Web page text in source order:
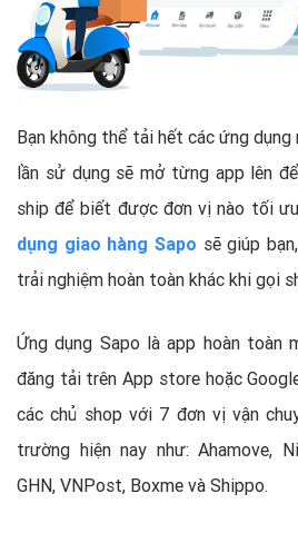
Bạn không thể tải hết các ứng
lần sử dụng sẽ mở từng app lên
ship để biết được đơn vị nào tối
dụng giao hàng Sapo sẽ giúp
trải nghiệm hoàn toàn khác khi gọi
Ứng dụng Sapo là app hoàn toàn
đăng tải trên App store hoặc
các chủ shop với 7 đơn vị vận
trường hiện nay như: Ahamove,
GHN, VNPost, Boxme và Shippo.